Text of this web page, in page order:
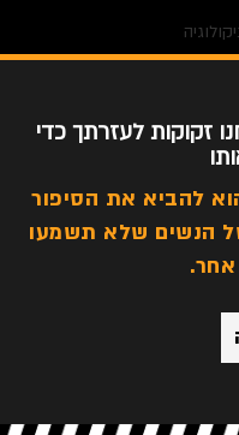
מגדרית
זקוקות לעזרתך כדי
להביא את הסיפור
הנשים שלא תשמעו